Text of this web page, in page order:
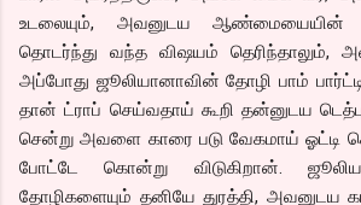
உடலையும், அவனுடய
தொடர்ந்து வந்த விஷயம் தெரிந்தாலும்,
அப்போது ஜூலியானாவின் தோழி பாம்
தான் ட்ராப் செய்வதாய் கூறி தன்னுடய
சென்று அவளை காரை படு வேகமாய் ஓட்டி
போட்டே கொன்று விடுகிறான்.
தோழிகளையும் தனியே துரத்தி, அவனுடய